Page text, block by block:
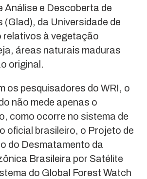
Análise e Descoberta de
(Glad), da Universidade de
relativos à vegetação
áreas naturais maduras
original.
os pesquisadores do WRI, o
não mede apenas o
como ocorre no sistema de
oficial brasileiro, o Projeto de
do Desmatamento da
Brasileira por Satélite
do Global Forest Watch